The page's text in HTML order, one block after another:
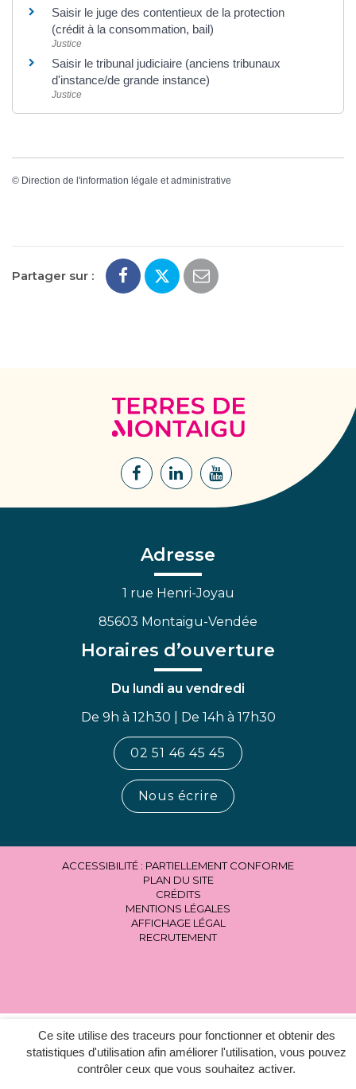
Ce site utilise des traceurs pour fonctionner et obtenir des
statistiques d'utilisation afin améliorer l'utilisation, vous pouvez
contrôler ceux que vous souhaitez activer.
Saisir le juge des contentieux de la protection
(crédit à la consommation, bail)
Justice
Saisir le tribunal judiciaire (anciens tribunaux
d'instance/de grande instance)
Justice
© Direction de l'information légale et administrative
Partager sur :
Terres
de
Montaigu
Lien
Facebook
Lien
Lien
Adresse
1 rue Henri-Joyau
85603 Montaigu-Vendée
Horaires d’ouverture
Du lundi au vendredi
De 9h à 12h30 | De 14h à 17h30
02 51 46 45 45
Nous écrire
ACCESSIBILITÉ : PARTIELLEMENT CONFORME
PLAN DU SITE
CRÉDITS
MENTIONS LÉGALES
AFFICHAGE LÉGAL
RECRUTEMENT